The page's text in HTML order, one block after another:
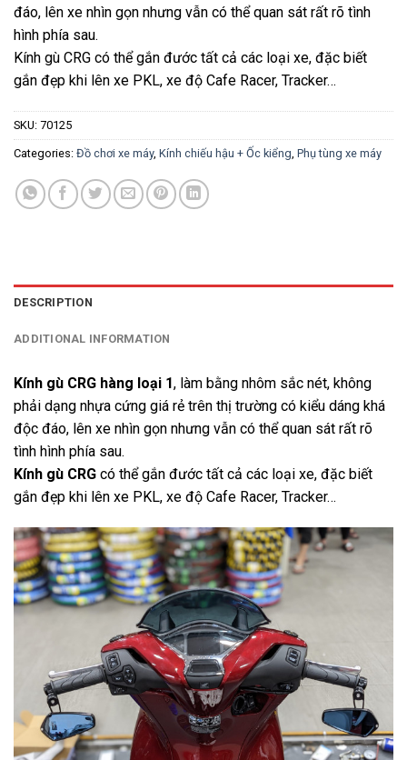
đáo, lên xe nhìn gọn nhưng vẫn có thể quan sát rất rõ tình
hình phía sau.
Kính gù CRG có thể gắn đước tất cả các loại xe, đặc biết
gắn đẹp khi lên xe PKL, xe độ Cafe Racer, Tracker…
SKU: 70125
Categories: Đồ chơi xe máy, Kính chiếu hậu + Ốc kiểng, Phụ tùng xe máy
DESCRIPTION
ADDITIONAL INFORMATION
Kính gù CRG hàng loại 1, làm bằng nhôm sắc nét, không
phải dạng nhựa cứng giá rẻ trên thị trường có kiểu dáng khá
độc đáo, lên xe nhìn gọn nhưng vẫn có thể quan sát rất rõ
tình hình phía sau.
Kính gù CRG có thể gắn đước tất cả các loại xe, đặc biết
gắn đẹp khi lên xe PKL, xe độ Cafe Racer, Tracker…